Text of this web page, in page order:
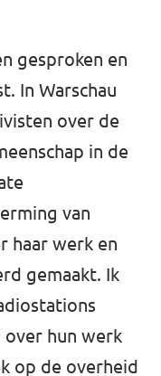
gesproken en
In Warschau
over de
in de
van
haar werk en
gemaakt. Ik
hun werk
op de overheid